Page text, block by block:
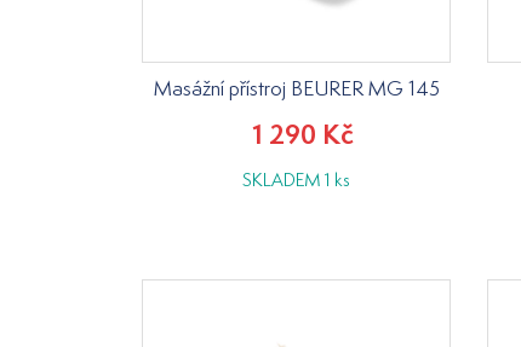
Masážní přístroj BEURER MG 145
1 290 Kč
SKLADEM 1 ks